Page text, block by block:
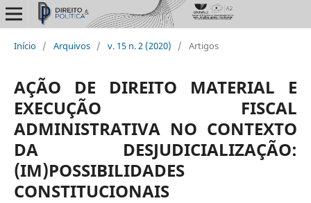
Início / Arquivos / v. 15 n. 2 (2020) / Artigos
AÇÃO DE DIREITO MATERIAL E
EXECUÇÃO FISCAL
ADMINISTRATIVA NO CONTEXTO
DA DESJUDICIALIZAÇÃO:
(IM)POSSIBILIDADES
CONSTITUCIONAIS